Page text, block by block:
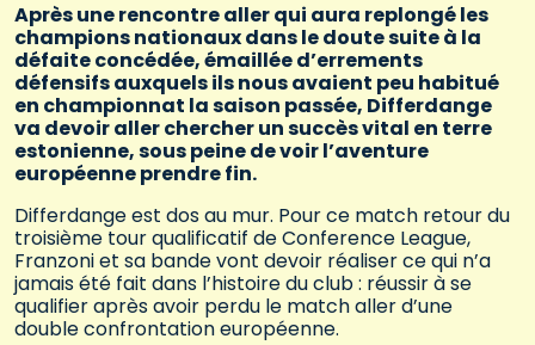
Après une rencontre aller qui aura replongé les
champions nationaux dans le doute suite à la
défaite concédée, émaillée d’errements
défensifs auxquels ils nous avaient peu habitué
en championnat la saison passée, Differdange
va devoir aller chercher un succès vital en terre
estonienne, sous peine de voir l’aventure
européenne prendre fin.
Differdange est dos au mur. Pour ce match retour du
troisième tour qualificatif de Conference League,
Franzoni et sa bande vont devoir réaliser ce qui n’a
jamais été fait dans l’histoire du club : réussir à se
qualifier après avoir perdu le match aller d’une
double confrontation européenne.